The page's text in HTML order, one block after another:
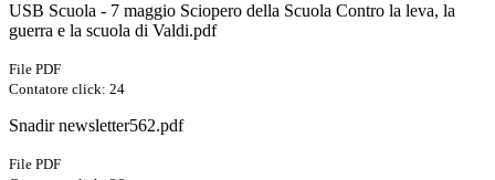
USB Scuola - 7 maggio Sciopero della Scuola Contro la leva, la
guerra e la scuola di Valdi.pdf
File PDF
Contatore click: 24
Snadir newsletter562.pdf
File PDF